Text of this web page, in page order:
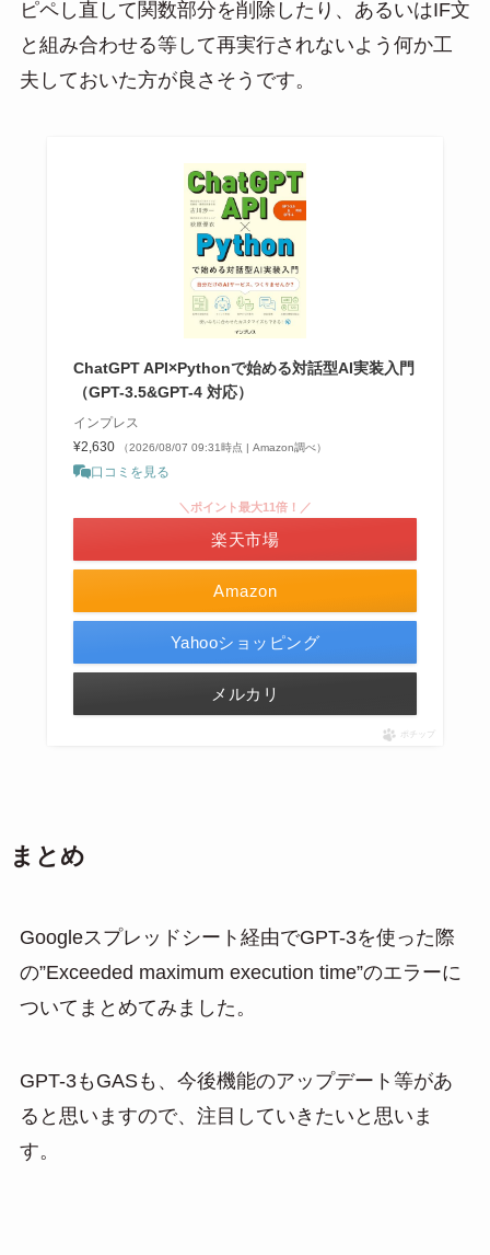
ピペし直して関数部分を削除したり、あるいはIF文
と組み合わせる等して再実行されないよう何か工
夫しておいた方が良さそうです。
ChatGPT API×Pythonで始める対話型AI実装入門
（GPT-3.5&GPT-4 対応）
インプレス
¥2,630
（2026/08/07 09:31時点 | Amazon調べ）
口コミを見る
Amazon
＼ポイント最大11倍！／
楽天市場
Yahooショッピング
メルカリ
ポチップ
まとめ
Googleスプレッドシート経由でGPT-3を使った際
の”Exceeded maximum execution time”のエラーに
ついてまとめてみました。
GPT-3もGASも、今後機能のアップデート等があ
ると思いますので、注目していきたいと思いま
す。